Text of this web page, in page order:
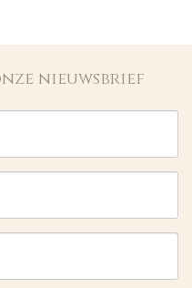
nieuwsbrief